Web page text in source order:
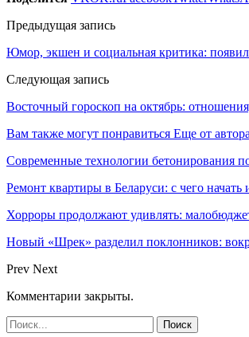
Предыдущая запись
Юмор, экшен и социальная критика:
Следующая запись
Восточный гороскоп на октябрь:
Вам также могут понравиться Еще от автора
Современные технологии бетонирования
Ремонт квартиры в Беларуси: с чего начать
Хорроры продолжают удивлять:
Новый «Шрек» разделил поклонников:
Prev Next
Комментарии закрыты.